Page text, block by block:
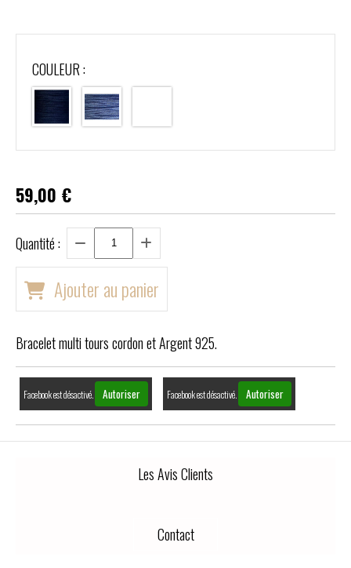
COULEUR :
59,00 €
Quantité :
Ajouter au panier
Bracelet multi tours cordon et Argent 925.
Facebook est désactivé. Autoriser Facebook est désactivé. Autoriser
Les Avis Clients
Contact